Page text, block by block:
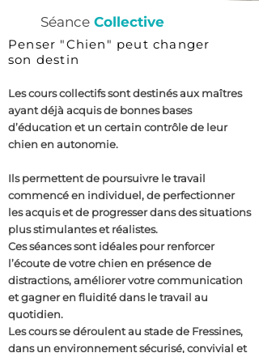
Séance Collective
Penser "Chien" peut changer
son destin
Les cours collectifs sont destinés aux maîtres
ayant déjà acquis de bonnes bases
d’éducation et un certain contrôle de leur
chien en autonomie.
Ils permettent de poursuivre le travail
commencé en individuel, de perfectionner
les acquis et de progresser dans des situations
plus stimulantes et réalistes.
Ces séances sont idéales pour renforcer
l’écoute de votre chien en présence de
distractions, améliorer votre communication
et gagner en fluidité dans le travail au
quotidien.
Les cours se déroulent au stade de Fressines,
dans un environnement sécurisé, convivial et